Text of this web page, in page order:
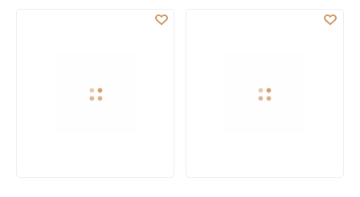
Kurek kulowy gazowy z gwintem GW/GW 6/4" GW 6/4" GW
Kurek kulowy gazowy z